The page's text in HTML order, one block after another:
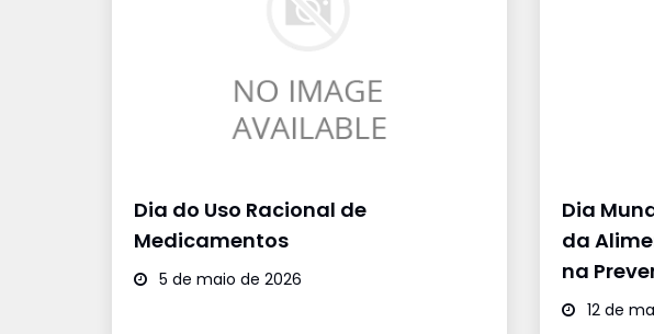
Dia do Uso Racional de
Medicamentos
5 de maio de 2026
Dia
da
na
12 de